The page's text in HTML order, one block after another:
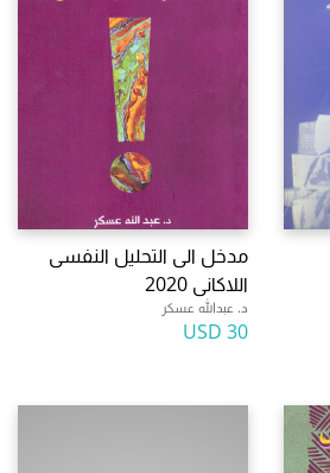
مدخل الى التحليل النفسى
اللاكانى 2020
د. عبدالله عسكر
30 USD